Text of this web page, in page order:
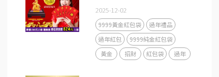
2025-12-02
9999黃金紅包袋
過年禮品
過年紅包
9999純金紅包袋
黃金
招財 紅包袋 過年